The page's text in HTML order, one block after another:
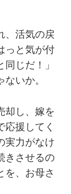
、活気の戻
っと気が付
じだ！」
いか。
却し、嫁を
援してく
実力がなけ
きさせるの
を、お母さ